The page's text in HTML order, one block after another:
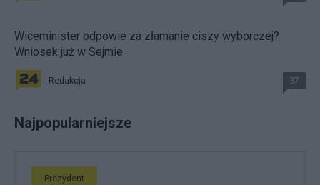
Wiceminister odpowie za złamanie ciszy wyborczej?
Wniosek już w Sejmie
Redakcja 37
Najpopularniejsze
Prezydent